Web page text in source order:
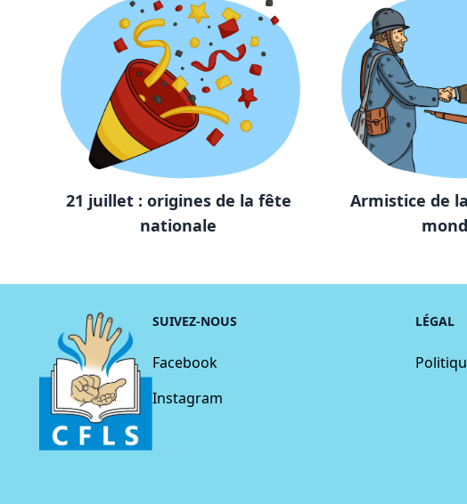
21 juillet : origines de la fête
nationale
Armistice de
SUIVEZ-NOUS
Facebook
Instagram
LÉGAL